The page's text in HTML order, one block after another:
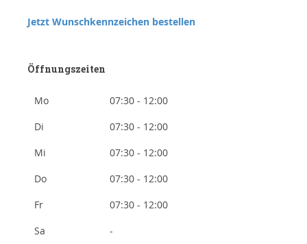
Jetzt Wunschkennzeichen bestellen
Öffnungszeiten
Mo
07:30 - 12:00
Di
07:30 - 12:00
Mi
07:30 - 12:00
Do
07:30 - 12:00
Fr
07:30 - 12:00
Sa
-